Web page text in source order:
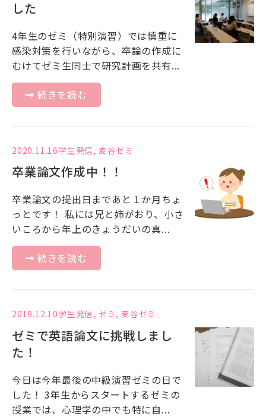
した
4年生のゼミ（特別演習）では慎重に
感染対策を行いながら、卒論の作成に
むけてゼミ生同士で研究計画を共有...
続きを読む
2020.11.16学生発信, 麦谷ゼミ
卒業論文作成中！！
卒業論文の提出日まであと１か月ちょ
っとです！ 私には兄と姉がおり、小さ
いころから年上のきょうだいの真...
続きを読む
2019.12.10学生発信, ゼミ ,麦谷ゼミ
ゼミで英語論文に挑戦しまし
た！
今日は今年最後の中級演習ゼミの日で
した！ 3年生からスタートするゼミの
授業では、心理学の中でも特に自...